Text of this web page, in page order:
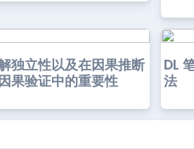
独立性以及在因果推断
果验证中的重要性
DL
法